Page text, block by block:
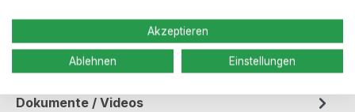
Einbauspüle aus Composite mit kleiner
Abtropffläche im edlen Granit Look Ab
Schrankbreite 50,0 cm Reversibel 3½" Korbventil…
Mehr
Dokumente / Videos
Akzeptieren
Ablehnen Einstellungen